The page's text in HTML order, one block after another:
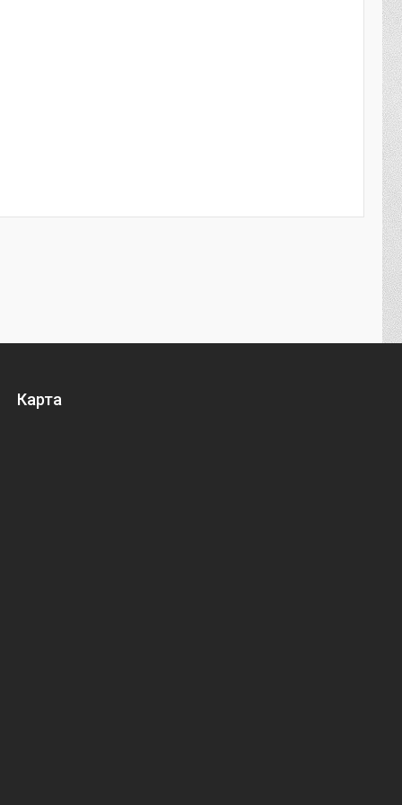
Карта